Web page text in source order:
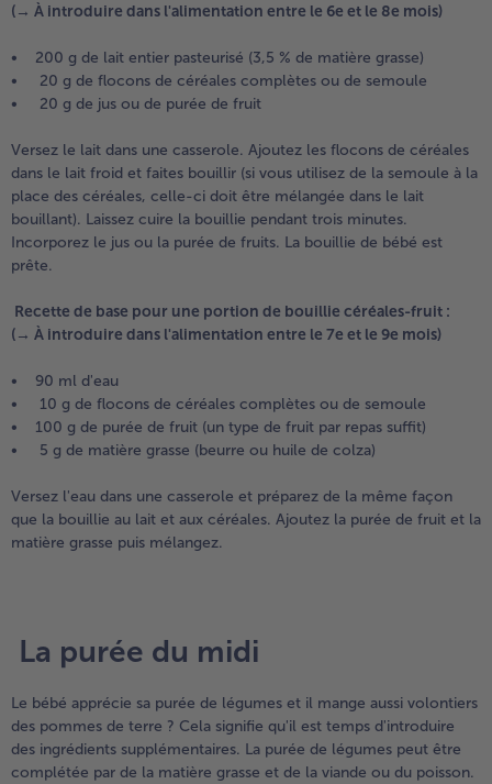
(→ À introduire dans l'alimentation entre le 6e et le 8e mois)
• 200 g de lait entier pasteurisé (3,5 % de matière grasse)
• 20 g de flocons de céréales complètes ou de semoule
• 20 g de jus ou de purée de fruit
Versez le lait dans une casserole. Ajoutez les flocons de céréales
dans le lait froid et faites bouillir (si vous utilisez de la semoule à la
place des céréales, celle-ci doit être mélangée dans le lait
bouillant). Laissez cuire la bouillie pendant trois minutes.
Incorporez le jus ou la purée de fruits. La bouillie de bébé est
prête.
Recette de base pour une portion de bouillie céréales-fruit :
(→ À introduire dans l'alimentation entre le 7e et le 9e mois)
• 90 ml d'eau
• 10 g de flocons de céréales complètes ou de semoule
• 100 g de purée de fruit (un type de fruit par repas suffit)
• 5 g de matière grasse (beurre ou huile de colza)
Versez l'eau dans une casserole et préparez de la même façon
que la bouillie au lait et aux céréales. Ajoutez la purée de fruit et la
matière grasse puis mélangez.
La purée du midi
Le bébé apprécie sa purée de légumes et il mange aussi volontiers
des pommes de terre ? Cela signifie qu'il est temps d'introduire
des ingrédients supplémentaires. La purée de légumes peut être
complétée par de la matière grasse et de la viande ou du poisson.